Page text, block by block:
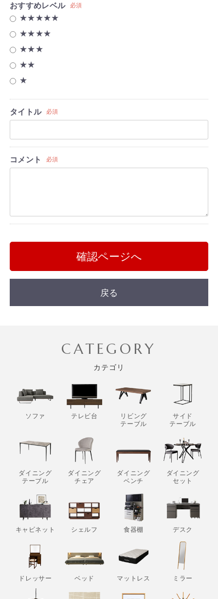
おすすめレベル 必須
★★★★★
★★★★
★★★
★★
★
タイトル 必須
コメント 必須
確認ページへ
戻る
CATEGORY
カテゴリ
ソファ テレビ台
リビング
テーブル
サイド
テーブル
ダイニング
テーブル
ダイニング
チェア
ダイニング
ベンチ
ダイニング
セット
キャビネット シェルフ 食器棚 デスク
ドレッサー ベッド マットレス ミラー